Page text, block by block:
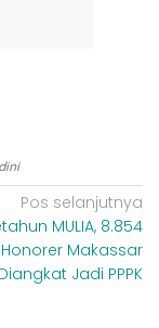
Pos selanjutnya
MULIA, 8.854
Makassar
Diangkat Jadi PPPK